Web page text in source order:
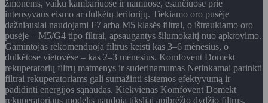
žmonėms, vaikų kambariuose ir namuose, esančiuose prie
intensyvaus eismo ar dulkėtų teritorijų. Tiekiamo oro pusėje
dažniausiai naudojami F7 arba M5 klasės filtrai, o ištraukiamo oro
pusėje – M5/G4 tipo filtrai, apsaugantys šilumokaitį nuo apkrovimo.
Gamintojas rekomenduoja filtrus keisti kas 3–6 mėnesius, o
dulkėtose vietovėse – kas 2–3 mėnesius. Komfovent Domekt
rekuperatorių filtrų matmenys ir suderinamumas Netinkamai parinkti
filtrai rekuperatoriams gali sumažinti sistemos efektyvumą ir
padidinti energijos sąnaudas. Kiekvienas Komfovent Domekt
rekuperatoriaus modelis naudoja tiksliai apibrėžto dydžio filtrus.